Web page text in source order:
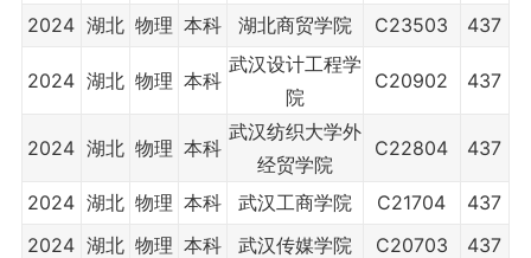
2024 湖北 物理 本科 湖北商贸学院 C23503 437
2024 湖北 物理 本科
武汉设计工程学
院
C20902 437
2024 湖北 物理 本科
武汉纺织大学外
经贸学院
C22804 437
2024 湖北 物理 本科 武汉工商学院 C21704
437
2024 湖北 物理 本科 武汉传媒学院 C20703 437